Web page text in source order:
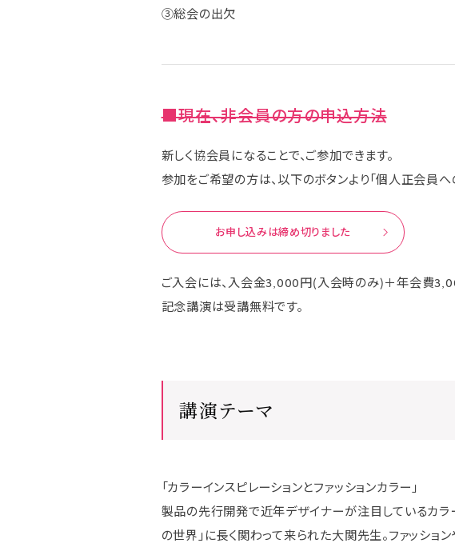
③総会の出欠
■現在、非会員の方の申込方法
新しく協会員になることで、ご参加できます。
参加をご希望の方は、以下のボタンより「個人正会員
お申し込みは締め切りました
ご入会には、入会金3,000円(入会時のみ)＋年会費
記念講演は受講無料です。
講演テーマ
「カラーインスピレーションとファッションカラー」
製品の先行開発で近年デザイナーが注目しているカラ
の世界」に長く関わって来られた大関先生。ファッシ